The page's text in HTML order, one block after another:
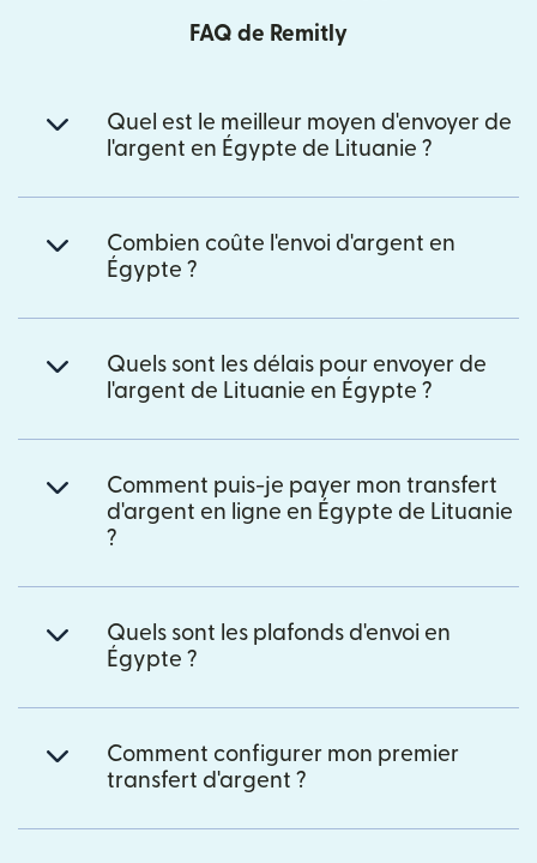
FAQ de Remitly
Quel est le meilleur moyen d'envoyer de
l'argent en Égypte de Lituanie ?
Combien coûte l'envoi d'argent en
Égypte ?
Quels sont les délais pour envoyer de
l'argent de Lituanie en Égypte ?
Comment puis-je payer mon transfert
d'argent en ligne en Égypte de Lituanie
?
Quels sont les plafonds d'envoi en
Égypte ?
Comment configurer mon premier
transfert d'argent ?